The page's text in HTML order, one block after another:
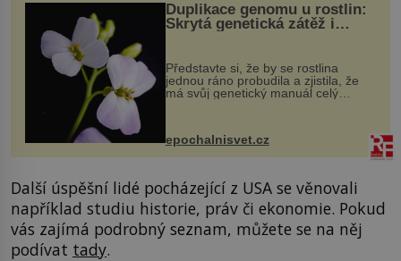
Duplikace genomu u rostlin:
Skrytá genetická zátěž i
Představte si, že by se rostlina
jednou ráno probudila a zjistila, že
má svůj genetický manuál celý
vstupenka...
epochalnisvet.cz
Další úspěšní lidé pocházející z USA se věnovali
například studiu historie, práv či ekonomie. Pokud
vás zajímá podrobný seznam, můžete se na něj
podívat tady.